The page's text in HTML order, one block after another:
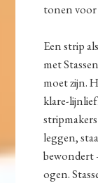
tonen voor
Een strip als
met
moet zijn.
klare-
leggen,
bewondert
ogen.